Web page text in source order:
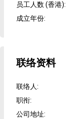
员工人数 (香港):
成立年份:
联络资料
联络人:
职衔:
公司地址: